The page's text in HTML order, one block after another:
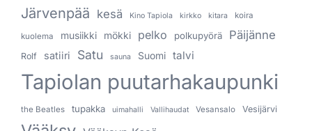
Järvenpää kesä Kino Tapiola kirkko kitara koira
kuolema musiikki mökki pelko polkupyörä Päijänne
Rolf satiiri Satu sauna Suomi talvi
Tapiolan puutarhakaupunki
the Beatles tupakka uimahalli Vallihaudat Vesansalo Vesijärvi